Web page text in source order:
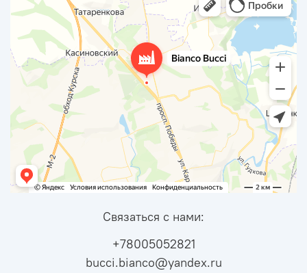
Связаться с нами:
+78005052821
bucci.bianco@yandex.ru